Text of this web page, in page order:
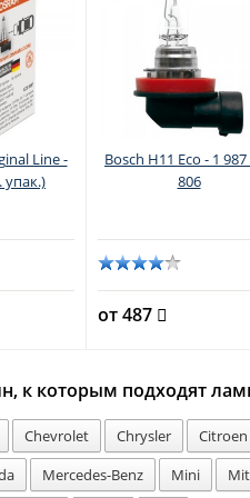
Line -
упак.)
Bosch H11 Eco - 1
806
от 487
к которым подходят
Chevrolet Chrysler Citroen
Mercedes-Benz Mini